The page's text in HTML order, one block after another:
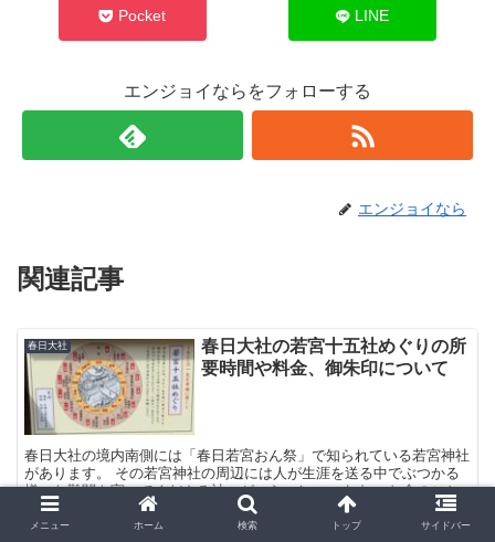
Pocket LINE
エンジョイならをフォローする
エンジョイなら
関連記事
春日大社
春日大社の若宮十五社めぐりの所
要時間や料金、御朱印について
春日大社の境内南側には「春日若宮おん祭」で知られている若宮神社
があります。 その若宮神社の周辺には人が生涯を送る中でぶつかる
様々な難関を守ってくださる神々がいらっしゃいます。 お金のこと
健康のこと恋愛のこと家族のこと ...
メニュー ホーム 検索 トップ サイドバー